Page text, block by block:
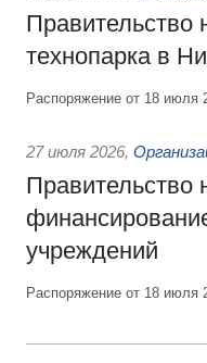
Правительство
технопарка в
Распоряжение от 18 июля
27 июля 2026,
Правительство
учреждений
Распоряжение от 18 июля